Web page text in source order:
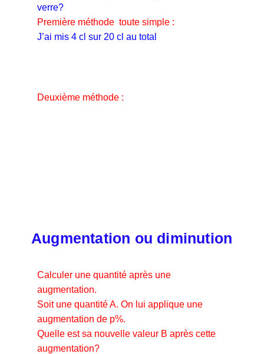
verre?
Première méthode toute simple :
J’ai mis 4 cl sur 20 cl au total
Deuxième méthode :
Augmentation ou diminution
Calculer une quantité après une
augmentation.
Soit une quantité A. On lui applique une
augmentation de p%.
Quelle est sa nouvelle valeur B après cette
augmentation?